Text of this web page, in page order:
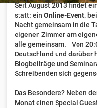
Seit August 2013 findet
statt: ein Online-Event,
Nacht gemeinsam in die
eigenen Zimmer am
alle gemeinsam. Von
Deutschland und darüber
Blogbeiträge und
Schreibenden sich
Das Besondere? Neben
Monat einen Special